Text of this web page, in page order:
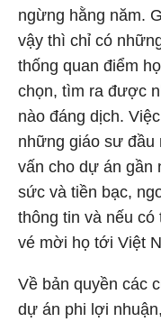
ngừng hằng năm.
vậy thì chỉ có
thống quan điểm
chọn, tìm ra được
nào đáng dịch.
những giáo sư đầu
vấn cho dự án gần
sức và tiền bạc,
thông tin và nếu
vé mời họ tới Việt
Về bản quyền các
dự án phi lợi